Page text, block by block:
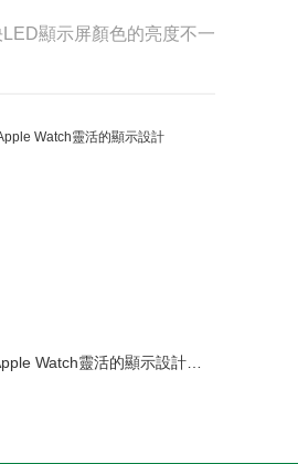
顯示屏顏色的亮度不一
蘋果探索未來Apple Watch靈活的顯示設計（jì）